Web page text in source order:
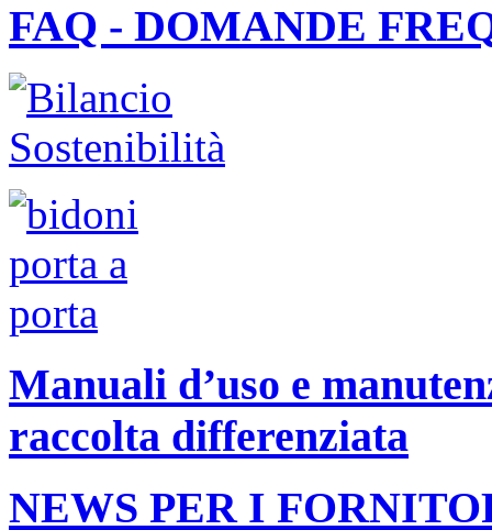
FAQ - DOMANDE
Manuali d’uso e
raccolta differenziata
NEWS PER I